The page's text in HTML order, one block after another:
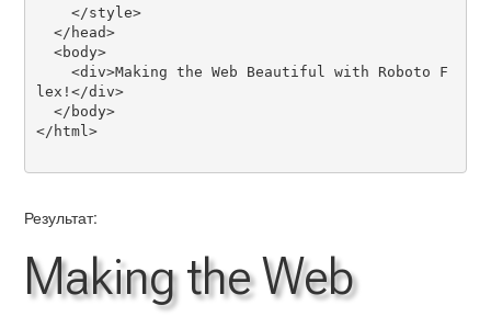
lex!</div>
</html>
Результат:
Making the Web